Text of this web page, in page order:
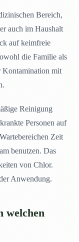
Bereich,
auch im Haushalt
auf keimfreie
die Familie als
Kontamination mit
Reinigung
Personen auf
Zeit
benutzen. Das
von Chlor.
Anwendung.
welchen